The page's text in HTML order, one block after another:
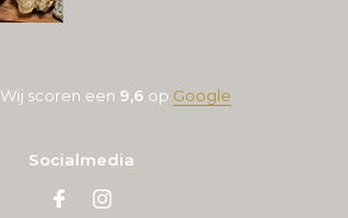
Wij scoren een 9,6 op Google
Socialmedia